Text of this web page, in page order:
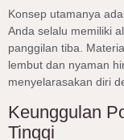
Konsep utamanya
Anda selalu memiliki
panggilan tiba.
lembut dan nyaman
menyelarasakan diri
Keunggulan
Tinggi